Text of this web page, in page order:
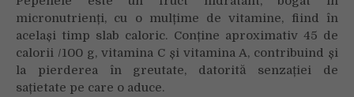
micronutrienți, cu o mulțime de vitamine, fiind în
același timp slab caloric. Conține aproximativ 45 de
calorii /100 g, vitamina C și vitamina A, contribuind și
la pierderea în greutate, datorită senzației de
sațietate pe care o aduce.